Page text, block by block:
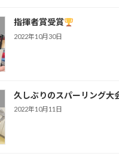
指揮者賞受賞
2022年10月30日
久しぶりのスパーリング大
2022年10月11日